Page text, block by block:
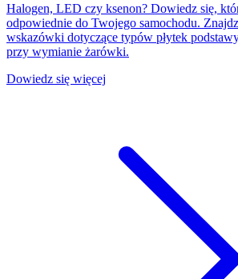
Halogen, LED czy ksenon? Dowiedz się,
odpowiednie do Twojego samochodu.
wskazówki dotyczące typów płytek
przy wymianie żarówki.
Dowiedz się więcej